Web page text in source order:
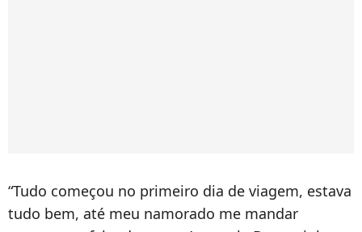
“Tudo começou no primeiro dia de viagem, estava
tudo bem, até meu namorado me mandar